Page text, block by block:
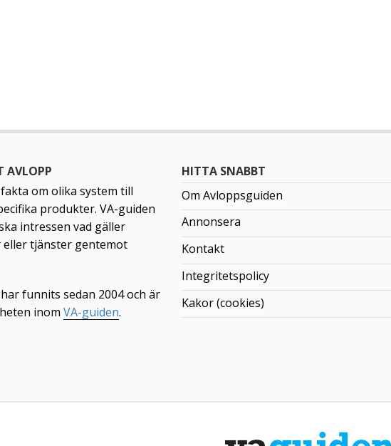
AVLOPP
om olika system till
produkter. VA-guiden
intressen vad gäller
tjänster gentemot
funnits sedan 2004 och är
inom VA-guiden.
HITTA SNABBT
Om Avloppsguiden
Annonsera
Kontakt
Integritetspolicy
Kakor (cookies)